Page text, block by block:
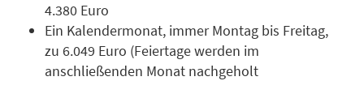
4.380 Euro
Ein Kalendermonat, immer Montag bis Freitag,
zu 6.049 Euro (Feiertage werden im
anschließenden Monat nachgeholt